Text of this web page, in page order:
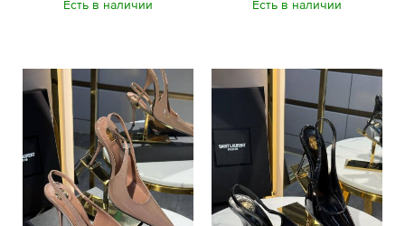
Есть в наличии Есть в наличии